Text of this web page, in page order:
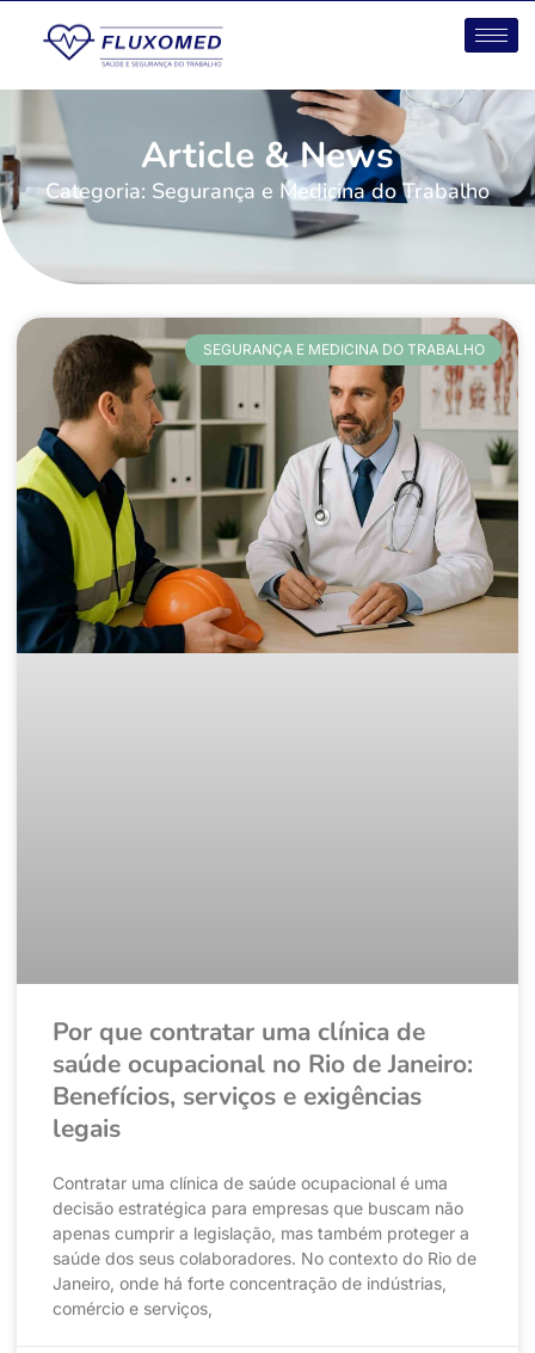
Article & News
Categoria: Segurança e Medicina do Trabalho
SEGURANÇA E MEDICINA DO TRABALHO
Por que contratar uma clínica de
saúde ocupacional no Rio de Janeiro:
Benefícios, serviços e exigências
legais
Contratar uma clínica de saúde ocupacional é uma
decisão estratégica para empresas que buscam não
apenas cumprir a legislação, mas também proteger a
saúde dos seus colaboradores. No contexto do Rio de
Janeiro, onde há forte concentração de indústrias,
comércio e serviços,